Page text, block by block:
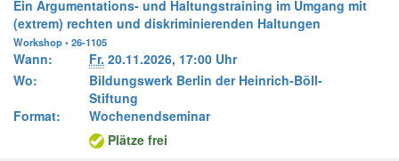
Ein Argumentations- und Haltungstraining im Umgang mit
(extrem) rechten und diskriminierenden Haltungen
Workshop • 26-1105
Wann: Fr. 20.11.2026, 17:00 Uhr
Wo:
Bildungswerk Berlin der Heinrich-Böll-
Stiftung
Format:
Wochenendseminar
Plätze frei